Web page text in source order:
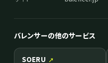
バレンサーの他のサービス
SOERU ↗